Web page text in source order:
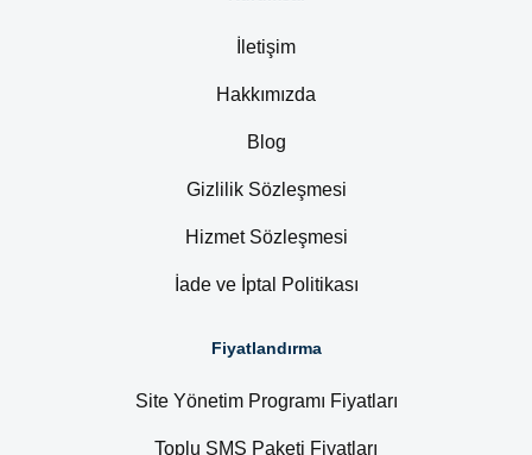
İletişim
Hakkımızda
Blog
Gizlilik Sözleşmesi
Hizmet Sözleşmesi
İade ve İptal Politikası
Fiyatlandırma
Site Yönetim Programı Fiyatları
Toplu SMS Paketi Fiyatları